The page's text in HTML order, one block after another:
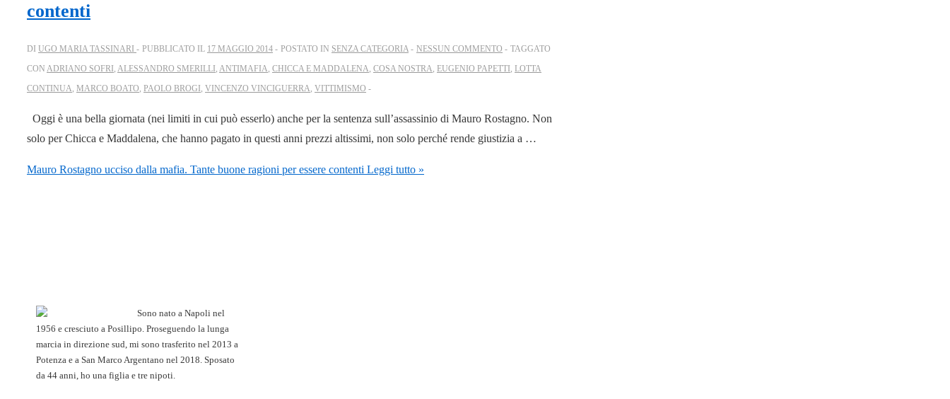
contenti
DI UGO MARIA TASSINARI PUBBLICATO IL 17 MAGGIO 2014 POSTATO IN SENZA CATEGORIA NESSUN COMMENTO
TAGGATO
CON ADRIANO SOFRI ALESSANDRO SMERILLI ANTIMAFIA CHICCA E MADDALENA COSA NOSTRA EUGENIO PAPETTI LOTTA
CONTINUA MARCO BOATO PAOLO BROGI VINCENZO VINCIGUERRA VITTIMISMO
Oggi è una bella giornata (nei limiti in cui può esserlo) anche per la sentenza sull’assassinio di Mauro Rostagno. Non
solo per Chicca e Maddalena, che hanno pagato in questi anni prezzi altissimi, non solo perché rende giustizia a …
Mauro Rostagno ucciso dalla mafia. Tante buone ragioni per essere contenti Leggi tutto »
Sono nato a Napoli nel
1956 e cresciuto a Posillipo. Proseguendo la lunga
marcia in direzione sud, mi sono trasferito nel 2013 a
Potenza e a San Marco Argentano nel 2018. Sposato
da 44 anni, ho una figlia e tre nipoti.